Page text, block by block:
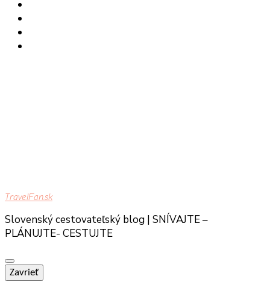
TravelFan.sk
Slovenský cestovateľský blog | SNÍVAJTE –
PLÁNUJTE- CESTUJTE
Zavrieť